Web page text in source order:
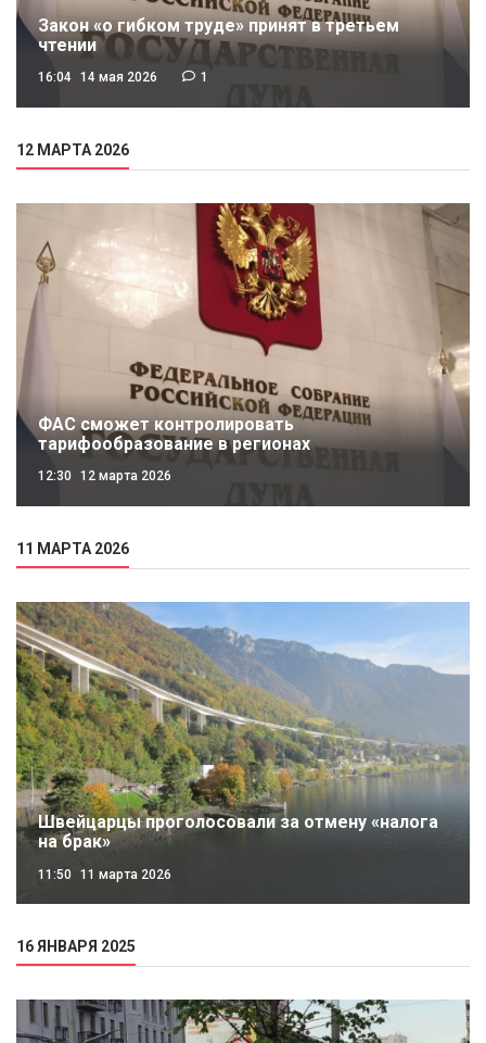
Закон «о гибком труде» принят в третьем
чтении
16:04 14 мая 2026 1
12 МАРТА 2026
ФАС сможет контролировать
тарифообразование в регионах
12:30 12 марта 2026
11 МАРТА 2026
Швейцарцы проголосовали за отмену «налога
на брак»
11:50 11 марта 2026
16 ЯНВАРЯ 2025